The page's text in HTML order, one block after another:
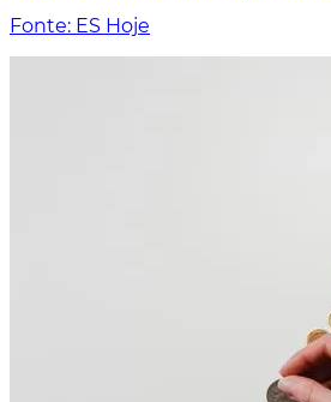
Fonte: ES Hoje